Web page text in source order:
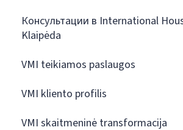
Консультации в International
Klaipėda
VMI teikiamos paslaugos
VMI kliento profilis
VMI skaitmeninė transformacija